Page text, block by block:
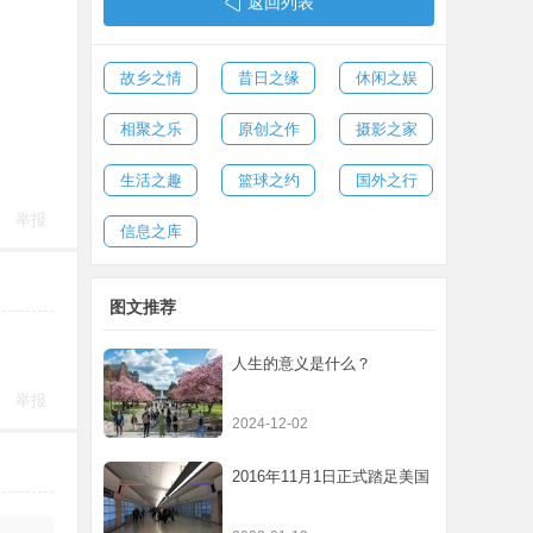
举报
举报
故乡之情 昔日之缘 休闲之娱
相聚之乐 原创之作 摄影之家
生活之趣 篮球之约 国外之行
信息之库
图文推荐
人生的意义是什么？
2024-12-02
2016年11月1日正式踏足美国